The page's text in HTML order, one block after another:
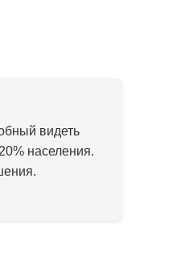
видеть
населения.